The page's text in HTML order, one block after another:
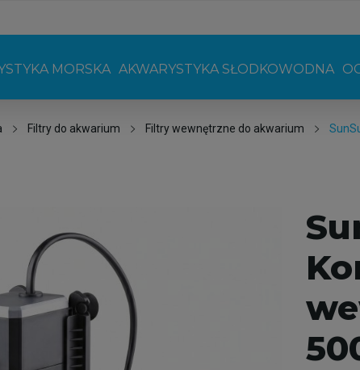
MORSKA AKWARYSTYKA SŁODKOWODNA
Filtry do akwarium Filtry wewnętrzne do akwarium